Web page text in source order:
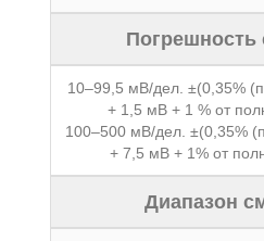
10–99,5 мВ/дел. ±(0,35%
+ 1,5 мВ + 1 % от
100–500 мВ/дел. ±(0,35%
+ 7,5 мВ + 1% от
Диапазон